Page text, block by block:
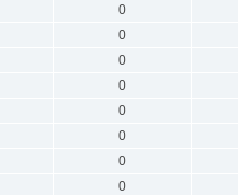
0
0
0
0
0
0
0
0